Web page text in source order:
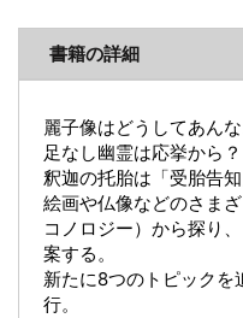
書籍の詳細
麗子像はどうしてあん
足なし幽霊は応挙から？
釈迦の托胎は「受胎告
絵画や仏像などのさま
コノロジー）から探り
案する。
新たに8つのトピックを
行。